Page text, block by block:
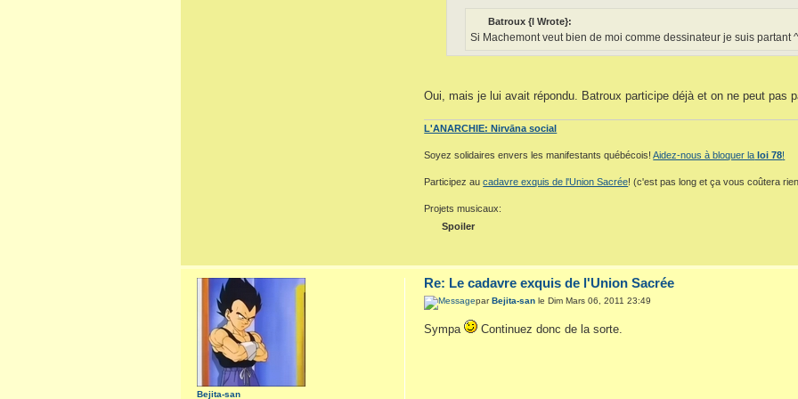
Batroux {l Wrote}:
Si Machemont veut bien de moi comme dessinateur je suis partant
Oui, mais je lui avait répondu. Batroux participe déjà et on ne peut pas
L'ANARCHIE: Nirvāna social
Soyez solidaires envers les manifestants québécois!Aidez-nous à bloquer la loi 78!
Participez aucadavre exquis de l'Union Sacrée! (c'est pas long et ça vous coûtera
Projets musicaux:
Spoiler
Re: Le cadavre exquis de l'Union Sacrée
parBejita-san le Dim Mars 06, 2011 23:49
Sympa Continuez donc de la sorte.
Bejita-san